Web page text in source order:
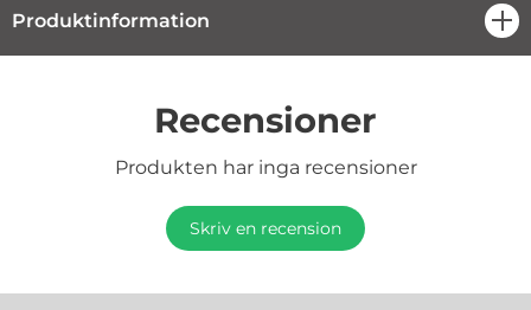
Produktinformation
Recensioner
Produkten har inga recensioner
Skriv en recension